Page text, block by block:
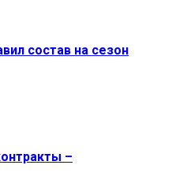
состав на сезон
–